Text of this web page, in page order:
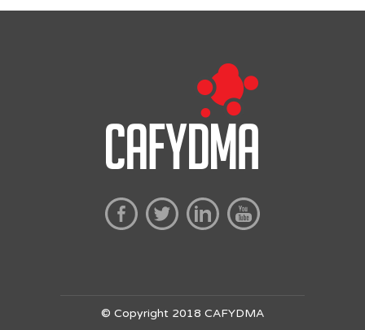
© Copyright 2018 CAFYDMA